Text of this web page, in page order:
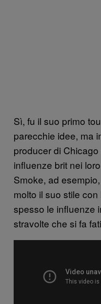
Sì, fu il suo primo
parecchie idee, ma
producer di
influenze brit nei
Smoke, ad
molto il suo stile
spesso le influenze
stravolte che si fa